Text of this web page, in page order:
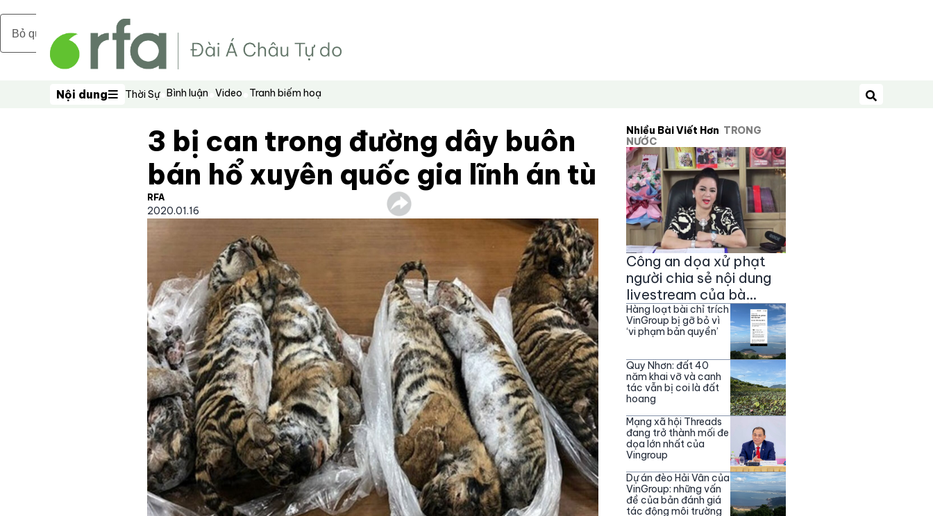
Bỏ qua nội dung chính
Nội dung
Nội dung Thời Sự Bình luận Video Tranh biếm hoạ
Tìm kiếm
3 bị can trong đường dây buôn
bán hổ xuyên quốc gia lĩnh án tù
RFA
2020.01.16
Nhiều Bài Viết Hơn TRONG
NƯỚC
Công an dọa xử phạt
người chia sẻ nội dung
livestream của bà
Nguyễn Phương Hằng
Hàng loạt bài chỉ trích
VinGroup bị gỡ bỏ vì
‘vi phạm bản quyền’
Quy Nhơn: đất 40
năm khai vỡ và canh
tác vẫn bị coi là đất
hoang
Mạng xã hội Threads
đang trở thành mối đe
dọa lớn nhất của
Vingroup
Dự án đèo Hải Vân của
VinGroup: những vấn
đề của bản đánh giá
tác động môi trường